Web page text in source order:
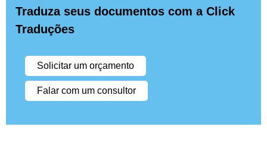
Traduza seus documentos com a Click
Traduções
Solicitar um orçamento
Falar com um consultor